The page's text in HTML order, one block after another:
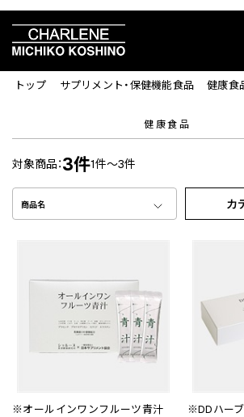
トップ サプリメント・保健機能食品 健康食
健康食品
対象商品：3件1件～3件
商品名 カ
※オールインワンフルーツ青汁
※DDハー